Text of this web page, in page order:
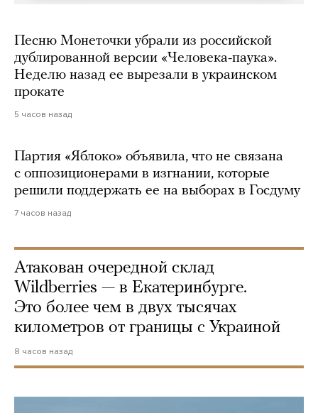
Песню Монеточки убрали из российской
дублированной версии «Человека-паука».
Неделю назад ее вырезали в украинском
прокате
5 часов назад
Партия «Яблоко» объявила, что не связана
с оппозиционерами в изгнании, которые
решили поддержать ее на выборах в Госдуму
7 часов назад
Атакован очередной склад
Wildberries — в Екатеринбурге.
Это более чем в двух тысячах
километров от границы с Украиной
8 часов назад